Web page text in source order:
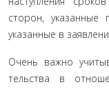
сторон,
указанные в
Очень важно
тельства в